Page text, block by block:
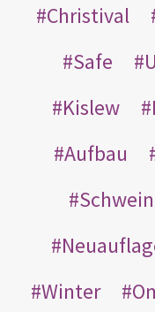
Christival
Safe
Kislew
Aufbau
Schwein
Winter